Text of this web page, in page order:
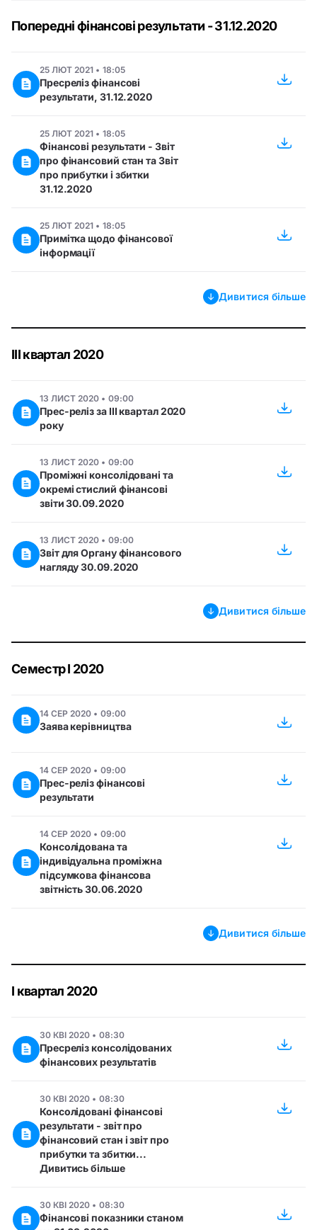
Попередні фінансові результати - 31.12.2020
25 ЛЮТ 2021 • 18:05
Пресреліз фінансові
результати, 31.12.2020
25 ЛЮТ 2021 • 18:05
Фінансові результати - Звіт
про фінансовий стан та Звіт
про прибутки і збитки
31.12.2020
25 ЛЮТ 2021 • 18:05
Примітка щодо фінансової
інформації
Дивитися більше
ІІІ квартал 2020
13 ЛИСТ 2020 • 09:00
Прес-реліз за III квартал 2020
року
13 ЛИСТ 2020 • 09:00
Проміжні консолідовані та
окремі стислий фінансові
звіти 30.09.2020
13 ЛИСТ 2020 • 09:00
Звіт для Органу фінансового
нагляду 30.09.2020
Дивитися більше
Семестр I 2020
14 СЕР 2020 • 09:00
Заява керівництва
14 СЕР 2020 • 09:00
Прес-реліз фінансові
результати
14 СЕР 2020 • 09:00
Консолідована та
індивідуальна проміжна
підсумкова фінансова
звітність 30.06.2020
Дивитися більше
І квартал 2020
30 КВІ 2020 • 08:30
Пресреліз консолідованих
фінансових результатів
30 КВІ 2020 • 08:30
Консолідовані фінансові
результати - звіт про
фінансовий стан і звіт про
прибутки та збитки...
Дивитись більше
30 КВІ 2020 • 08:30
Фінансові показники станом